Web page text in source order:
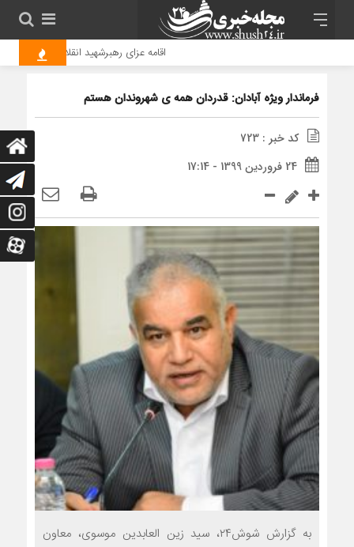
اقامه عزای رهبرشهید انقلاب در جوار
فرماندار ویژه آبادان: قدردان همه ی شهروندان هستم
کد خبر : 723
24 فروردین 1399 - 17:14
به گزارش شوش۲۴، سید زین العابدین موسوی، معاون